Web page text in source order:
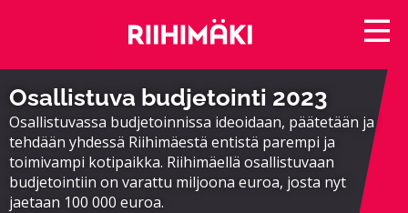
Osallistuva budjetointi 2023
Osallistuvassa budjetoinnissa ideoidaan, päätetään ja
tehdään yhdessä Riihimäestä entistä parempi ja
toimivampi kotipaikka. Riihimäellä osallistuvaan
budjetointiin on varattu miljoona euroa, josta nyt
jaetaan 100 000 euroa.